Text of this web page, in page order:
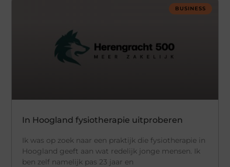
BUSINESS
In Hoogland fysiotherapie uitproberen
Ik was op zoek naar een praktijk die fysiotherapie in
Hoogland geeft aan wat redelijk jonge mensen. Ik
ben zelf namelijk pas 23 jaar en